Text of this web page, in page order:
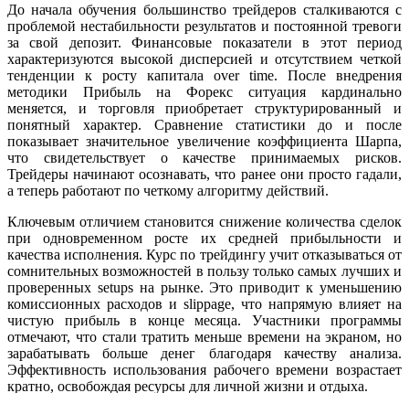
До начала обучения большинство трейдеров сталкиваются с
проблемой нестабильности результатов и постоянной тревоги
за свой депозит. Финансовые показатели в этот период
характеризуются высокой дисперсией и отсутствием четкой
тенденции к росту капитала over time. После внедрения
методики Прибыль на Форекс ситуация кардинально
меняется, и торговля приобретает структурированный и
понятный характер. Сравнение статистики до и после
показывает значительное увеличение коэффициента Шарпа,
что свидетельствует о качестве принимаемых рисков.
Трейдеры начинают осознавать, что ранее они просто гадали,
а теперь работают по четкому алгоритму действий.
Ключевым отличием становится снижение количества сделок
при одновременном росте их средней прибыльности и
качества исполнения. Курс по трейдингу учит отказываться от
сомнительных возможностей в пользу только самых лучших и
проверенных setups на рынке. Это приводит к уменьшению
комиссионных расходов и slippage, что напрямую влияет на
чистую прибыль в конце месяца. Участники программы
отмечают, что стали тратить меньше времени на экраном, но
зарабатывать больше денег благодаря качеству анализа.
Эффективность использования рабочего времени возрастает
кратно, освобождая ресурсы для личной жизни и отдыха.